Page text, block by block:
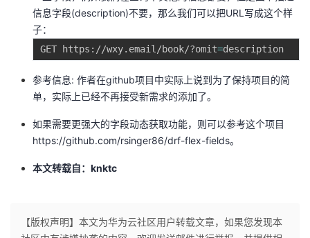
信息字段(description)不要，那么我们可以把URL写成这个样
子：
GET https://wxy.email/book/?omit=
参考信息: 作者在github项目中实际上说到为了保持项目的简
单，实际上已经不再接受新需求的添加了。
如果需要更强大的字段动态获取功能，则可以参考这个项目
https://github.com/rsinger86/drf-flex-fields。
本文转载自： knktc
【版权声明】本文为华为云社区用户转载文章，如果您发现本